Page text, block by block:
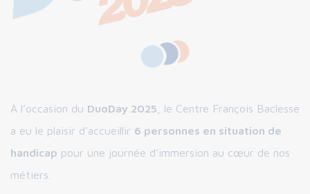
À l’occasion du DuoDay 2025 , le Centre François Baclesse
a eu le plaisir d’accueillir 6 personnes en situation de
handicap pour une journée d’immersion au cœur de nos
métiers.